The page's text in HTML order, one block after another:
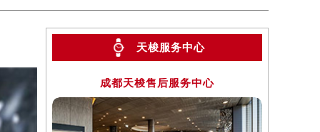
天梭服务中心
成都天梭售后服务中心